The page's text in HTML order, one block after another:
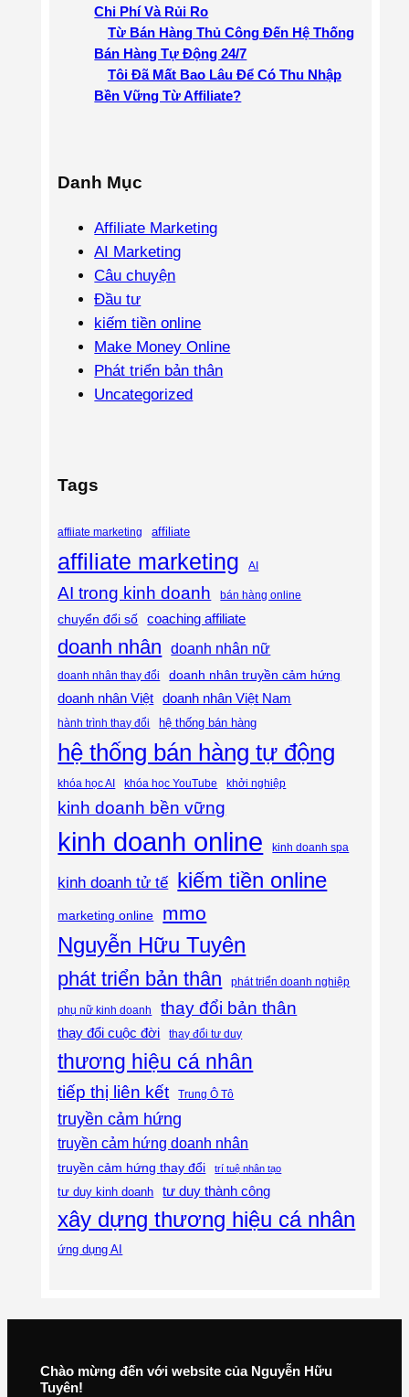
Chi Phí Và Rủi Ro
Từ Bán Hàng Thủ Công Đến Hệ Thống
Bán Hàng Tự Động 24/7
Tôi Đã Mất Bao Lâu Để Có Thu Nhập
Bền Vững Từ Affiliate?
Danh Mục
Affiliate Marketing
AI Marketing
Câu chuyện
Đầu tư
kiếm tiền online
Make Money Online
Phát triển bản thân
Uncategorized
Tags
affiiate marketing affiliate
affiliate marketing AI
AI trong kinh doanh bán hàng online
chuyển đổi số coaching affiliate
doanh nhân doanh nhân nữ
doanh nhân thay đổi doanh nhân truyền cảm hứng
doanh nhân Việt doanh nhân Việt Nam
hành trình thay đổi hệ thống bán hàng
hệ thống bán hàng tự động
khóa học AI khóa học YouTube khởi nghiệp
kinh doanh bền vững
kinh doanh online kinh doanh spa
kinh doanh tử tế kiếm tiền online
marketing online mmo
Nguyễn Hữu Tuyên
phát triển bản thân phát triển doanh nghiệp
phụ nữ kinh doanh thay đổi bản thân
thay đổi cuộc đời thay đổi tư duy
thương hiệu cá nhân
tiếp thị liên kết Trung Ô Tô
truyền cảm hứng
truyền cảm hứng doanh nhân
truyền cảm hứng thay đổi trí tuệ nhân tạo
tư duy kinh doanh tư duy thành công
xây dựng thương hiệu cá nhân
ứng dụng AI
Chào mừng đến với website của Nguyễn Hữu
Tuyên!